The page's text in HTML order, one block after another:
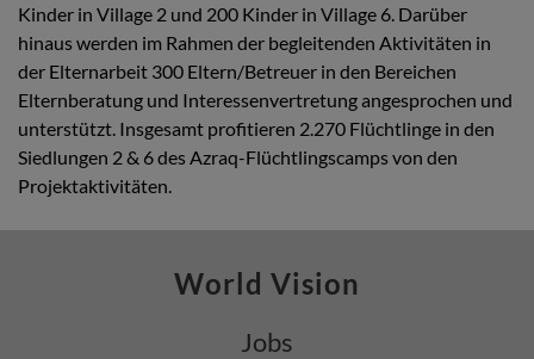
Kinder in Village 2 und 200 Kinder in Village 6. Darüber
hinaus werden im Rahmen der begleitenden Aktivitäten in
der Elternarbeit 300 Eltern/Betreuer in den Bereichen
Elternberatung und Interessenvertretung angesprochen und
unterstützt. Insgesamt profitieren 2.270 Flüchtlinge in den
Siedlungen 2 & 6 des Azraq-Flüchtlingscamps von den
Projektaktivitäten.
World Vision
Jobs